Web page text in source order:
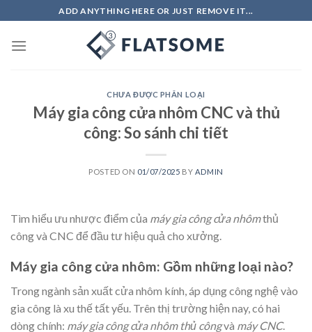
to
content
ADD ANYTHING HERE OR JUST REMOVE IT...
CHƯA ĐƯỢC PHÂN LOẠI
Máy gia công cửa nhôm CNC và thủ
công: So sánh chi tiết
POSTED ON 01/07/2025 BY ADMIN
Tìm hiểu ưu nhược điểm của máy gia công cửa nhômthủ
công và CNC để đầu tư hiệu quả cho xưởng.
Máy gia công cửa nhôm: Gồm những loại nào?
Trong ngành sản xuất cửa nhôm kính, áp dụng công nghệ vào
gia công là xu thế tất yếu. Trên thị trường hiện nay, có hai
dòng chính: máy gia công cửa nhôm thủ côngvà máy CNC.